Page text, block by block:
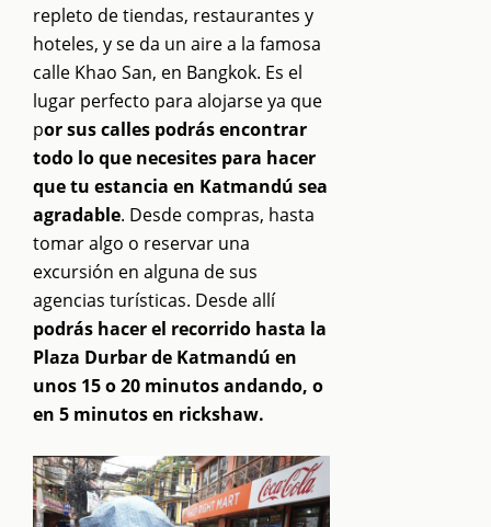
repleto de tiendas, restaurantes y
hoteles, y se da un aire a la famosa
calle Khao San, en Bangkok. Es el
lugar perfecto para alojarse ya que
por sus calles podrás encontrar
todo lo que necesites para hacer
que tu estancia en Katmandú sea
agradable. Desde compras, hasta
tomar algo o reservar una
excursión en alguna de sus
agencias turísticas. Desde allí
podrás hacer el recorrido hasta la
Plaza Durbar de Katmandú en
unos 15 o 20 minutos andando, o
en 5 minutos en rickshaw.